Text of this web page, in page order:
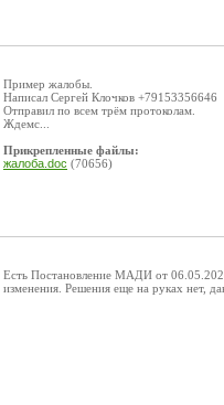
Пример жалобы.
Написал Сергей Клочков +79153356646
Отправил по всем трём протоколам.
Ждемс...
Прикрепленные файлы:
жалоба.doc (70656)
Есть Постановление МАДИ от
изменения. Решения еще на руках нет,